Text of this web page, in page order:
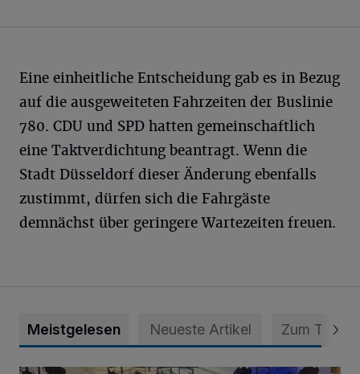
Eine einheitliche Entscheidung gab es in Bezug
auf die ausgeweiteten Fahrzeiten der Buslinie
780. CDU und SPD hatten gemeinschaftlich
eine Taktverdichtung beantragt. Wenn die
Stadt Düsseldorf dieser Änderung ebenfalls
zustimmt, dürfen sich die Fahrgäste
demnächst über geringere Wartezeiten freuen.
Meistgelesen Neueste Artikel Zum Thema